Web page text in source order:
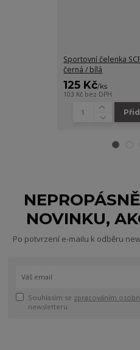
Sportovní čelenka
černá / bílá
125 Kč/ks
103 Kč bez DPH
NOVINKU,
Po potvrzení e-mailu k odběru
Souhlasím se zpracováním
newsletteru.